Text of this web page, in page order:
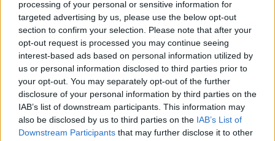
processing of your personal or sensitive information for
targeted advertising by us, please use the below opt-out
section to confirm your selection. Please note that after your
opt-out request is processed you may continue seeing
interest-based ads based on personal information utilized by
us or personal information disclosed to third parties prior to
your opt-out. You may separately opt-out of the further
disclosure of your personal information by third parties on the
IAB’s list of downstream participants. This information may
also be disclosed by us to third parties on the IAB’s List of
Downstream Participants that may further disclose it to other
oameni, în urmă cu 12 ani
Incidentul care a condus la incendierea unui
camion plin cu butelii, în judeţul Buzău, a
readus în actualitate una dintre cele mai
mari tragedii din ultimii 26 de ani: explozia...